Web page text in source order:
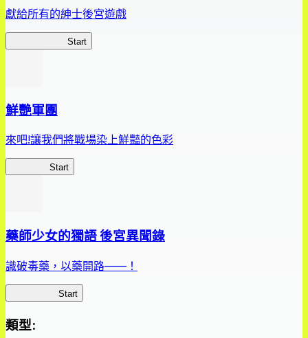
獻給所有的紳士後宮遊戲
Start
鮮艷軍團
來吧!讓我們將戰場染上鮮豔的色彩
Start
藥師少女的獨語 後宮異聞錄
識破毒藥，以藥開路——！
Start
類型: